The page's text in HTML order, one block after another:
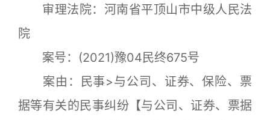
审理法院：河南省平顶山市中级人民法
院
案号：(2021)豫04民终675号
案由：民事>与公司、证券、保险、票
据等有关的民事纠纷【与公司、证券、票据